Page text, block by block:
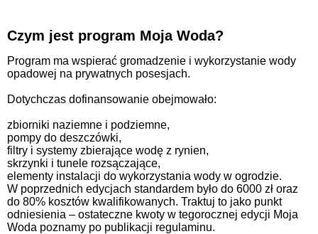
Czym jest program Moja Woda?
Program ma wspierać gromadzenie i wykorzystanie wody
opadowej na prywatnych posesjach.
Dotychczas dofinansowanie obejmowało:
zbiorniki naziemne i podziemne,
pompy do deszczówki,
filtry i systemy zbierające wodę z rynien,
skrzynki i tunele rozsączające,
elementy instalacji do wykorzystania wody w ogrodzie.
W poprzednich edycjach standardem było do 6000 zł oraz
do 80% kosztów kwalifikowanych. Traktuj to jako punkt
odniesienia – ostateczne kwoty w tegorocznej edycji Moja
Woda poznamy po publikacji regulaminu.